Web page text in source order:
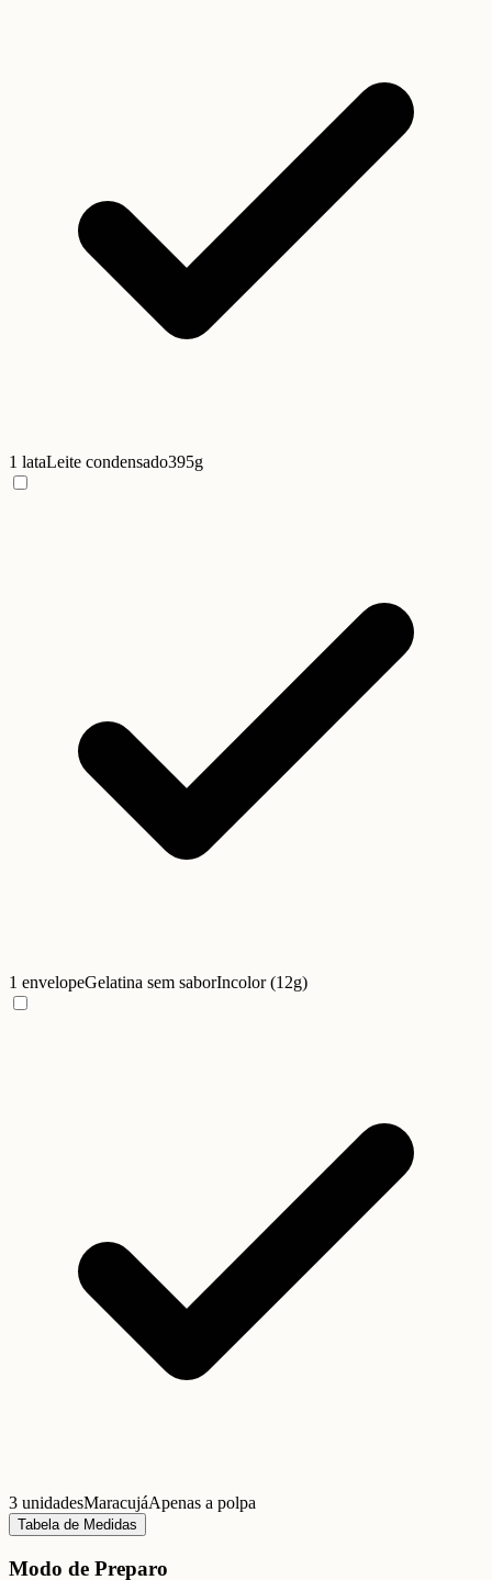
1 lataLeite condensado395g
1 envelopeGelatina sem saborIncolor (12g)
3 unidadesMaracujáApenas a polpa
Tabela de Medidas
Modo de Preparo